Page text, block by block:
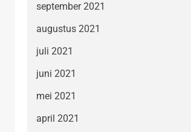
september 2021
augustus 2021
juli 2021
juni 2021
mei 2021
april 2021